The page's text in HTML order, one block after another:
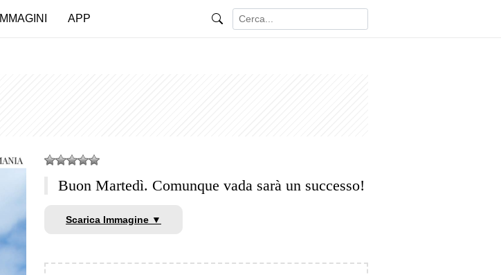
IMMAGINI APP
Buon Martedì. Comunque vada sarà un successo!
Scarica Immagine ▼